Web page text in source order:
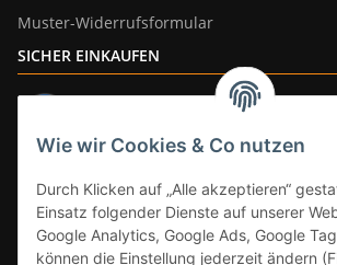
Wie wir Cookies & Co nutzen
Durch Klicken auf „Alle akzeptieren“
Einsatz folgender Dienste auf unserer
Google Analytics, Google Ads, Google
können die Einstellung jederzeit ändern
Muster-Widerrufsformular
SICHER EINKAUFEN